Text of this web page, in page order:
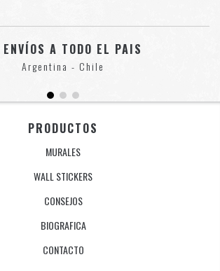
ENVÍOS A TODO EL PAIS
Argentina - Chile
PRODUCTOS
MURALES
WALL STICKERS
CONSEJOS
BIOGRAFICA
CONTACTO